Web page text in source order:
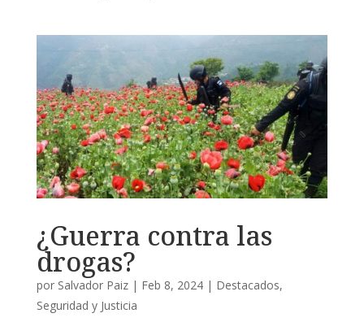
¿Guerra contra las
drogas?
por Salvador Paiz| Feb 8, 2024| Destacados,
Seguridad y Justicia